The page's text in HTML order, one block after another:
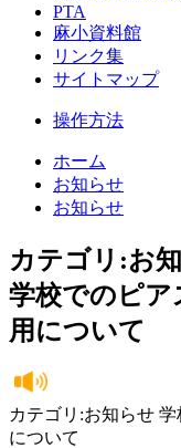
PTA
麻小資料館
リンク集
サイトマップ
操作方法
ホーム
お知らせ
お知らせ
カテゴリ:お
学校でのピア
用について
カテゴリ:お知らせ
について